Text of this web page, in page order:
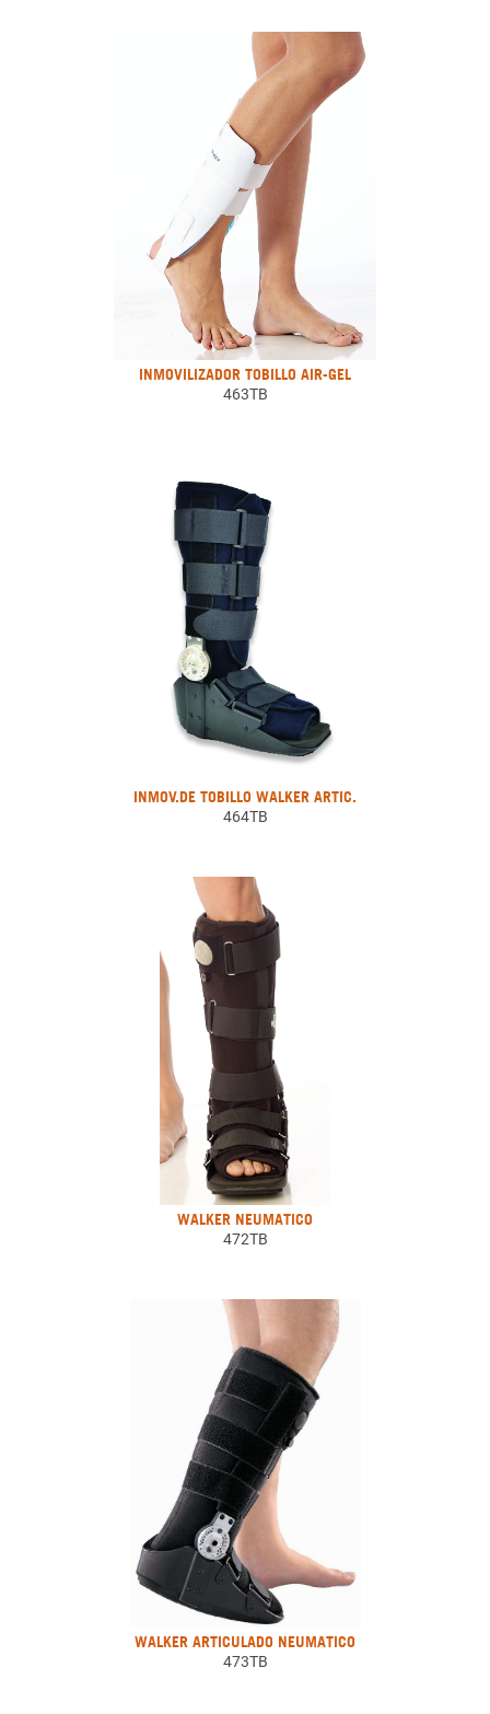
INMOVILIZADOR TOBILLO AIR-GEL
463TB
INMOV.DE TOBILLO WALKER ARTIC.
464TB
WALKER NEUMATICO
472TB
WALKER ARTICULADO NEUMATICO
473TB